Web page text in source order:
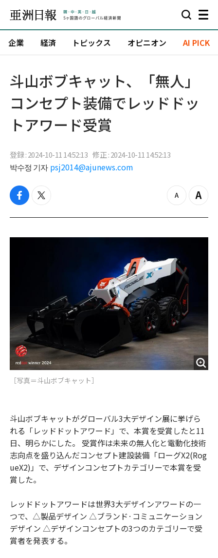
企業 経済 トピックス オピニオン AI PICK
斗山ボブキャット、「無人」
コンセプト装備でレッドドッ
トアワード受賞
登録 : 2024-10-11 14:52:13 修正 : 2024-10-11 14:52:13
박수정 기자 psj2014@ajunews.com
f
c
b
t
i
t
z
o
o
Z
o
i
［写真＝斗山ボブキャット］
斗山ボブキャットがグローバル3大デザイン展に挙げら
れる「レッドドットアワード」で、本賞を受賞したと11
日、明らかにした。 受賞作は未来の無人化と電動化技術
志向点を盛り込んだコンセプト建設装備「ローグX2(Rog
ueX2)」で、デザインコンセプトカテゴリーで本賞を受
賞した。
レッドドットアワードは世界3大デザインアワードの一
つで、△製品デザイン △ブランド·コミュニケーション
デザイン △デザインコンセプトの3つのカテゴリーで受
賞者を発表する。